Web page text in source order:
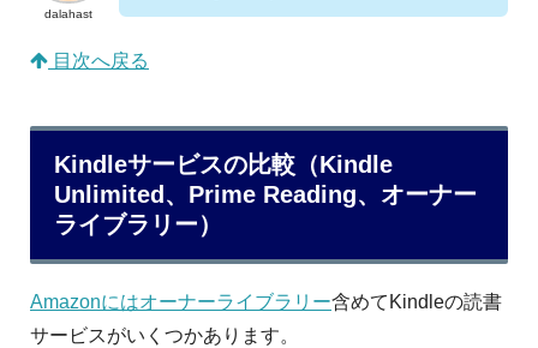
dalahast
目次へ戻る
Kindleサービスの比較（Kindle
Unlimited、Prime Reading、オーナー
ライブラリー）
Amazonにはオーナーライブラリー含めてKindleの読書
サービスがいくつかあります。